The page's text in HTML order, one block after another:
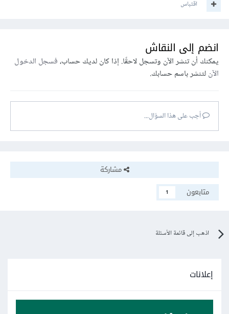
اقتباس
انضم إلى النقاش
يمكنك أن تنشر الآن وتسجل لاحقًا. إذا كان لديك حساب،فسجل الدخول
الآنلتنشر باسم حسابك.
أجب على هذا السؤال...
مشاركة
متابعون
1
اذهب إلى قائمة الأسئلة
إعلانات